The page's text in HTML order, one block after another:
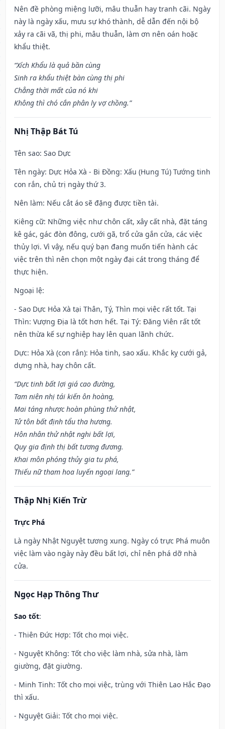
Nên đề phòng miệng lưỡi, mâu thuẫn hay tranh cãi. Ngày
này là ngày xấu, mưu sự khó thành, dễ dẫn đến nội bộ
xảy ra cãi vã, thị phi, mâu thuẫn, làm ơn nên oán hoặc
khẩu thiệt.
“Xích Khẩu là quả bần cùng
Sinh ra khẩu thiệt bàn cùng thị phi
Chẳng thời mất của nó khi
Không thì chó cắn phân ly vợ chồng.”
Nhị Thập Bát Tú
Tên sao: Sao Dực
Tên ngày: Dực Hỏa Xà - Bi Đồng: Xấu (Hung Tú) Tướng tinh
con rắn, chủ trị ngày thứ 3.
Nên làm: Nếu cắt áo sẽ đặng được tiền tài.
Kiêng cữ: Những việc như chôn cất, xây cất nhà, đặt táng
kê gác, gác đòn đông, cưới gã, trổ cửa gắn cửa, các việc
thủy lợi. Vì vậy, nếu quý bạn đang muốn tiến hành các
việc trên thì nên chọn một ngày đại cát trong tháng để
thực hiện.
Ngoại lệ:
- Sao Dực Hỏa Xà tại Thân, Tý, Thìn mọi việc rất tốt. Tại
Thìn: Vượng Địa là tốt hơn hết. Tại Tý: Đăng Viên rất tốt
nên thừa kế sự nghiệp hay lên quan lãnh chức.
Dực: Hỏa Xà (con rắn): Hỏa tinh, sao xấu. Khắc kỵ cưới gả,
dựng nhà, hay chôn cất.
“Dực tinh bất lợi giá cao đường,
Tam niên nhị tái kiến ôn hoàng,
Mai táng nhược hoàn phùng thử nhật,
Tử tôn bất định tẩu tha hương.
Hôn nhân thử nhật nghi bất lợi,
Quy gia định thị bất tương đương.
Khai môn phóng thủy gia tu phá,
Thiếu nữ tham hoa luyến ngoại lang.”
Thập Nhị Kiến Trừ
Trực Phá
Là ngày Nhật Nguyệt tương xung. Ngày có trực Phá muôn
việc làm vào ngày này đều bất lợi, chỉ nên phá dỡ nhà
cửa.
Ngọc Hạp Thông Thư
Sao tốt:
- Thiên Đức Hợp: Tốt cho mọi việc.
- Nguyệt Không: Tốt cho việc làm nhà, sửa nhà, làm
giường, đặt giường.
- Minh Tinh: Tốt cho mọi việc, trùng với Thiên Lao Hắc Đạo
thì xấu.
- Nguyệt Giải: Tốt cho mọi việc.